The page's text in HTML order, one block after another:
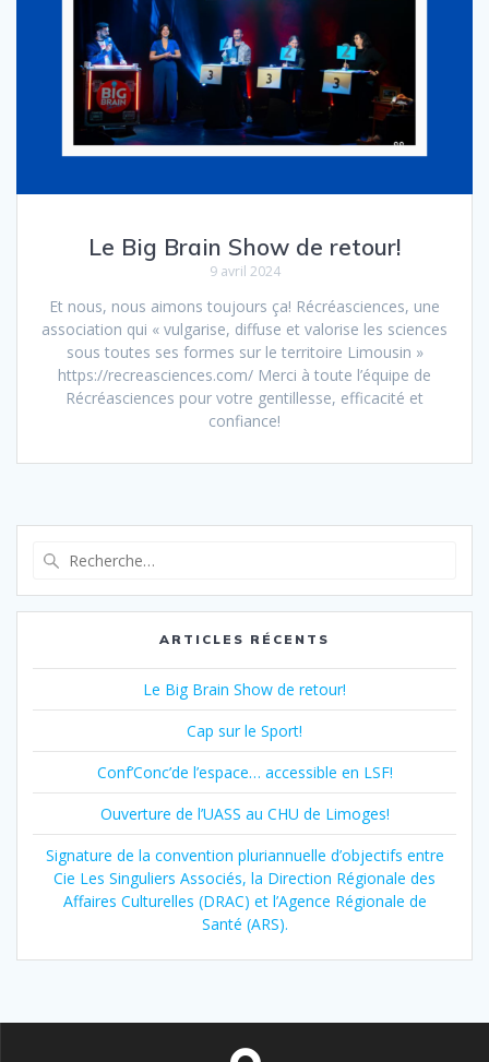
Le Big Brain Show de retour!
9 avril 2024
Et nous, nous aimons toujours ça! Récréasciences, une
association qui « vulgarise, diffuse et valorise les sciences
sous toutes ses formes sur le territoire Limousin »
https://recreasciences.com/ Merci à toute l’équipe de
Récréasciences pour votre gentillesse, efficacité et
confiance!
:
ARTICLES RÉCENTS
Le Big Brain Show de retour!
Cap sur le Sport!
Conf’Conc’de l’espace… accessible en LSF!
Ouverture de l’UASS au CHU de Limoges!
Signature de la convention pluriannuelle d’objectifs entre
Cie Les Singuliers Associés, la Direction Régionale des
Affaires Culturelles (DRAC) et l’Agence Régionale de
Santé (ARS).